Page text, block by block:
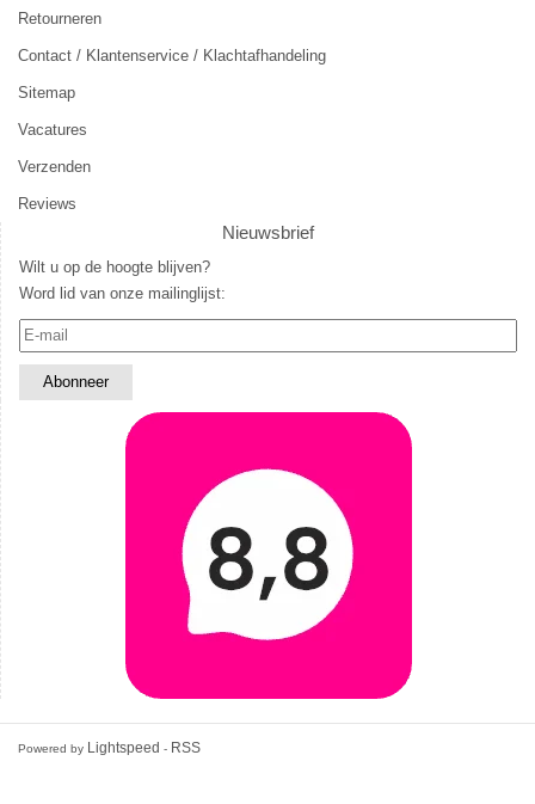
Retourneren
Contact / Klantenservice / Klachtafhandeling
Sitemap
Vacatures
Verzenden
Reviews
Nieuwsbrief
Wilt u op de hoogte blijven?
Word lid van onze mailinglijst:
Powered by Lightspeed - RSS